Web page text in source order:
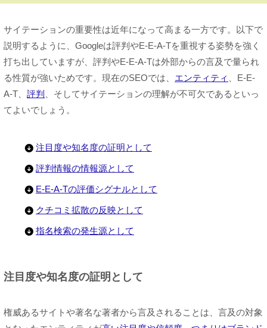
サイテーションの重要性は近年になって高まる一方です。以下で
説明するように、Googleは評判やE-E-A-Tを重視する姿勢を強く
打ち出していますが、評判やE-E-A-Tは外部からの言及で量られ
る性質が強いためです。現在のSEOでは、 エンティティ 、E-E-
A-T、 評判 、そしてサイテーションの理解が不可欠であるといっ
てよいでしょう。
注目度や知名度の証明として
評判情報の情報源として
E-E-A-Tの評価シグナルとして
クチコミ拡散の反映として
指名検索の発生源として
注目度や知名度の証明として
権威あるサイトや著名な著者から言及されることは、言及の対象